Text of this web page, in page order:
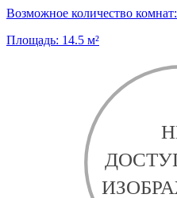
Возможное количество комнат:
Площадь: 14.5 м²